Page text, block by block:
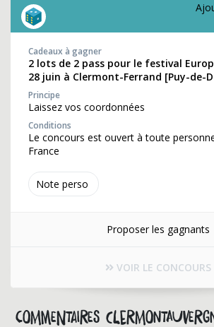
Note perso
Cadeaux à gagner
2 lots de 2 pass pour le festival
28 juin à Clermont-Ferrand [Puy-de-
Principe
Laissez vos coordonnées
Conditions
Le concours est ouvert à toute
France
Proposer les gagnants
VOIR LE CONCOURS
Commentaires